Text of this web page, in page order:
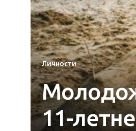
Личности
11-